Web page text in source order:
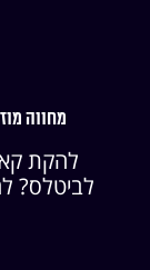
מחווה
להקת
לביטלס?